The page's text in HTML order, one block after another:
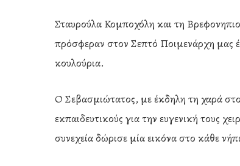
Σταυρούλα Κομποχόλη και τη
πρόσφεραν στον Σεπτό Ποιμενάρχη μας
κουλούρια.
Ο Σεβασμιώτατος, με έκδηλη τη χαρά
εκπαιδευτικούς για την ευγενική τους
συνεχεία δώρισε μία εικόνα στο κάθε